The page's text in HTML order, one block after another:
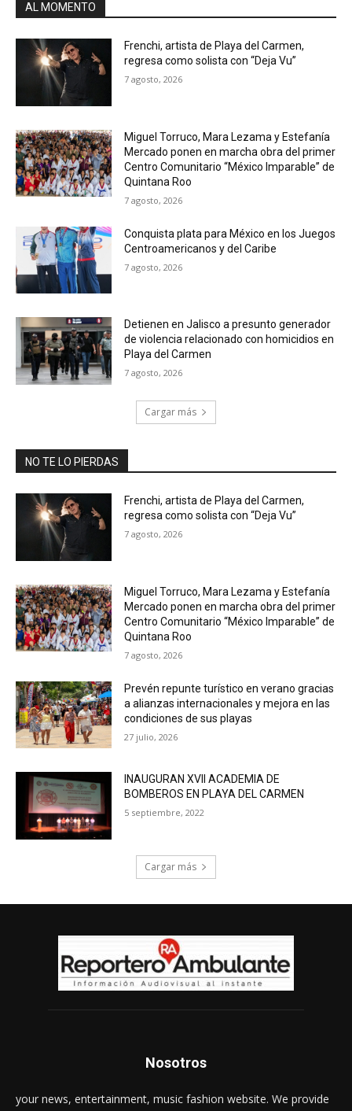
AL MOMENTO
Frenchi, artista de Playa del Carmen,
regresa como solista con “Deja Vu”
7 agosto, 2026
Miguel Torruco, Mara Lezama y Estefanía
Mercado ponen en marcha obra del primer
Centro Comunitario “México Imparable” de
Quintana Roo
7 agosto, 2026
Conquista plata para México en los Juegos
Centroamericanos y del Caribe
7 agosto, 2026
Detienen en Jalisco a presunto generador
de violencia relacionado con homicidios en
Playa del Carmen
7 agosto, 2026
Cargar más
NO TE LO PIERDAS
Frenchi, artista de Playa del Carmen,
regresa como solista con “Deja Vu”
7 agosto, 2026
Miguel Torruco, Mara Lezama y Estefanía
Mercado ponen en marcha obra del primer
Centro Comunitario “México Imparable” de
Quintana Roo
7 agosto, 2026
Prevén repunte turístico en verano gracias
a alianzas internacionales y mejora en las
condiciones de sus playas
27 julio, 2026
INAUGURAN XVII ACADEMIA DE
BOMBEROS EN PLAYA DEL CARMEN
5 septiembre, 2022
Cargar más
Nosotros
your news, entertainment, music fashion website. We provide